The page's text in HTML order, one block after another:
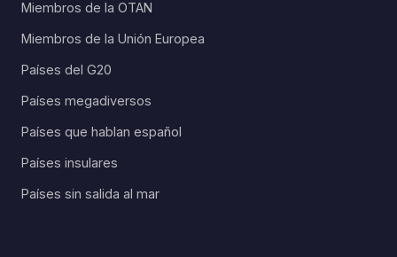
Miembros de la OTAN
Miembros de la Unión Europea
Países del G20
Países megadiversos
Países que hablan español
Países insulares
Países sin salida al mar